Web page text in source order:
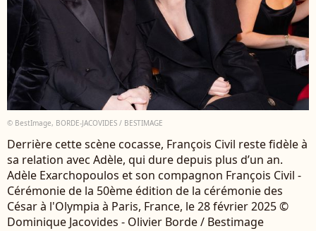
© BestImage, BORDE-JACOVIDES / BESTIMAGE
Derrière cette scène cocasse, François Civil reste fidèle à
sa relation avec Adèle, qui dure depuis plus d’un an.
Adèle Exarchopoulos et son compagnon François Civil -
Cérémonie de la 50ème édition de la cérémonie des
César à l'Olympia à Paris, France, le 28 février 2025 ©
Dominique Jacovides - Olivier Borde / Bestimage